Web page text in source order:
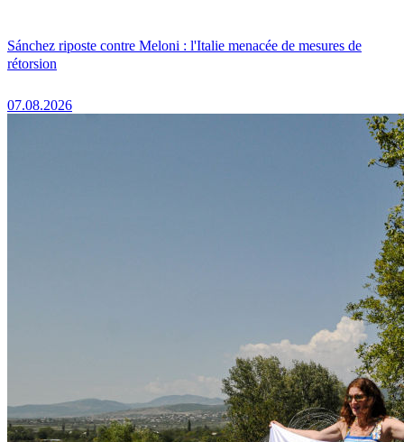
Sánchez riposte contre Meloni : l'Italie menacée de mesures de
rétorsion
07.08.2026